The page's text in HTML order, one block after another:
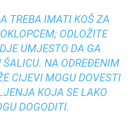
TREBA IMATI KOŠ ZA
ODLOŽITE
UMJESTO DA GA
ŠALICU. NA ODREĐENIM
CIJEVI MOGU DOVESTI
KOJA SE LAKO
DOGODITI.